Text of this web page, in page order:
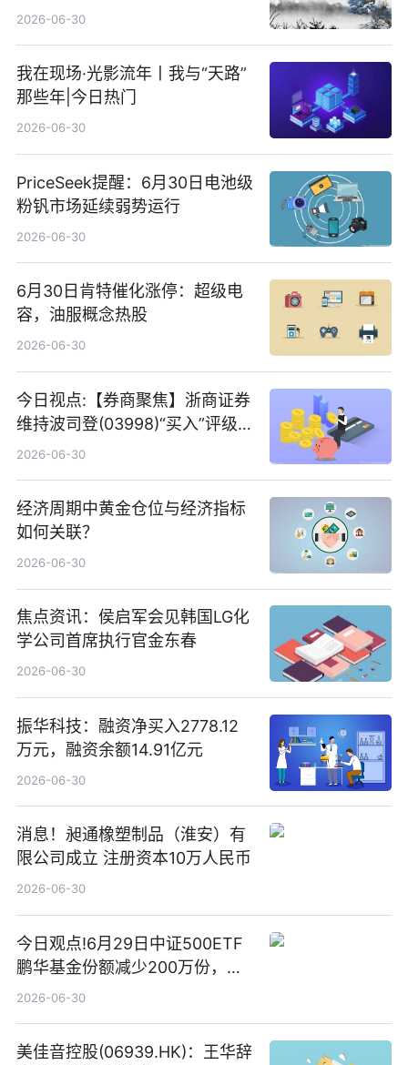
2026-06-30
我在现场·光影流年丨我与“天路”
那些年|今日热门
2026-06-30
PriceSeek提醒：6月30日电池级
粉钒市场延续弱势运行
2026-06-30
6月30日肯特催化涨停：超级电
容，油服概念热股
2026-06-30
今日视点:【券商聚焦】浙商证券
维持波司登(03998)“买入”评级
指其业绩高质量稳增长
2026-06-30
经济周期中黄金仓位与经济指标
如何关联？
2026-06-30
焦点资讯：侯启军会见韩国LG化
学公司首席执行官金东春
2026-06-30
振华科技：融资净买入2778.12
万元，融资余额14.91亿元
2026-06-30
消息！昶通橡塑制品（淮安）有
限公司成立 注册资本10万人民币
2026-06-30
今日观点!6月29日中证500ETF
鹏华基金份额减少200万份，重
仓股亨通光电、赤峰黄金、佰维
2026-06-30
美佳音控股(06939.HK)：王华辞